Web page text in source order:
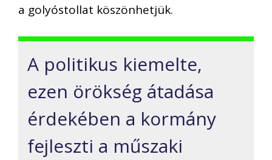
a golyóstollat köszönhetjük.
A politikus kiemelte,
ezen örökség átadása
érdekében a kormány
fejleszti a műszaki